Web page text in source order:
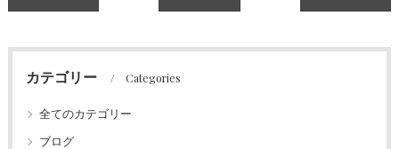
カテゴリー Categories
全てのカテゴリー
ブログ